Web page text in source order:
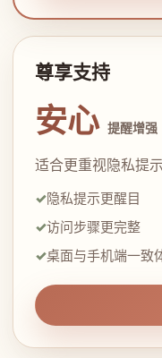
尊享支持
安心 提醒增强
适合更重视隐私提
隐私提示更醒目
访问步骤更完整
桌面与手机端一致